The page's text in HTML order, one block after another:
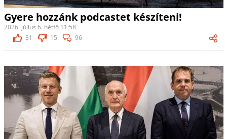
Gyere hozzánk podcastet készíteni!
2026. július 6. hétfő 11:58
31
15 96